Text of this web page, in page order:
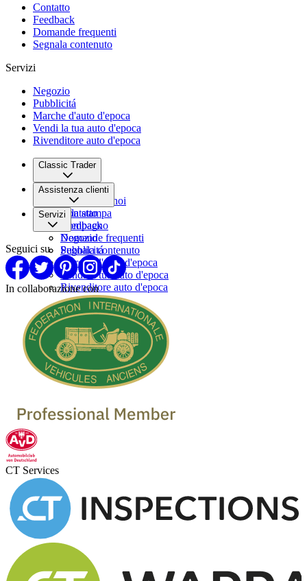
Contatto
Feedback
Domande frequenti
Segnala contenuto
Servizi
Negozio
Pubblicitá
Marche d'auto d'epoca
Vendi la tua auto d'epoca
Rivenditore auto d'epoca
Classic Trader
Chi siamo
Lavora con noi
Sala stampa
Compagno
Assistenza clienti
Contatto
Feedback
Domande frequenti
Segnala contenuto
Servizi
Negozio
Pubblicitá
Marche d'auto d'epoca
Vendi la tua auto d'epoca
Rivenditore auto d'epoca
Seguici su
In collaborazione con
CT Services